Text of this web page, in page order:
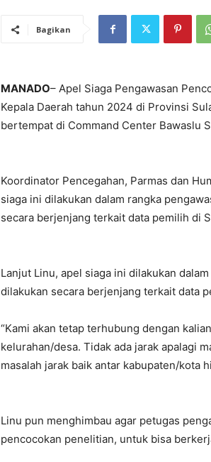
Bagikan
MANADO– Apel Siaga Pengawasan
Kepala Daerah tahun 2024 di Provinsi
bertempat di Command Center Bawaslu
Koordinator Pencegahan, Parmas dan
siaga ini dilakukan dalam rangka
secara berjenjang terkait data pemilih di
Lanjut Linu, apel siaga ini dilakukan
dilakukan secara berjenjang terkait data
“Kami akan tetap terhubung dengan
kelurahan/desa. Tidak ada jarak apalagi
masalah jarak baik antar kabupaten/kota
Linu pun menghimbau agar petugas
pencocokan penelitian, untuk bisa